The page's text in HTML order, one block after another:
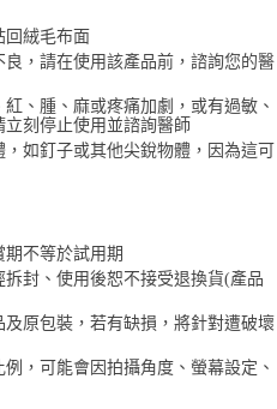
回絨毛布面
，請在使用該產品前，諮詢您的醫
、腫、麻或疼痛加劇，或有過敏、
刻停止使用並諮詢醫師
如釘子或其他尖銳物體，因為這可
不等於試用期
封、使用後恕不接受退換貨(產品
原包裝，若有缺損，將針對遭破壞
，可能會因拍攝角度、螢幕設定、